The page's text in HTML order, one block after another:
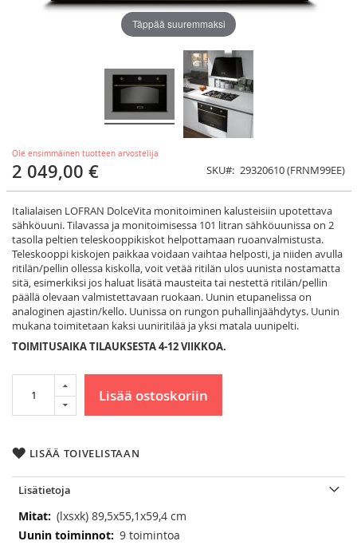
Ole ensimmäinen tuotteen arvostelija
2 049,00 € SKU 29320610 (FRNM99EE)
Italialaisen LOFRAN DolceVita monitoiminen kalusteisiin upotettava
sähköuuni. Tilavassa ja monitoimisessa 101 litran sähköuunissa on 2
tasolla peltien teleskooppikiskot helpottamaan ruoanvalmistusta.
Teleskooppi kiskojen paikkaa voidaan vaihtaa helposti, ja niiden avulla
ritilän/pellin ollessa kiskolla, voit vetää ritilän ulos uunista nostamatta
sitä, esimerkiksi jos haluat lisätä mausteita tai nestettä ritilän/pellin
päällä olevaan valmistettavaan ruokaan. Uunin etupanelissa on
analoginen ajastin/kello. Uunissa on rungon puhallinjäähdytys. Uunin
mukana toimitetaan kaksi uuniritilää ja yksi matala uunipelti.
TOIMITUSAIKA TILAUKSESTA 4-12 VIIKKOA.
Lisää ostoskoriin
LISÄÄ TOIVELISTAAN
Täppää suuremmaksi
Lisätietoja
Lisätietoja(lxsxk) 89,5x55,1x59,4 cm
9 toimintoa